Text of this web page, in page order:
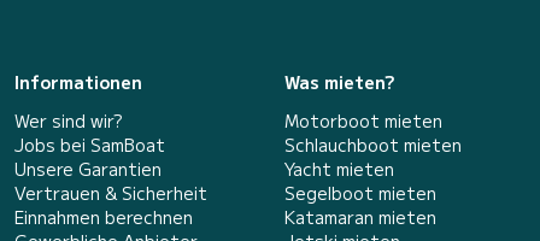
Informationen
Wer sind wir?
Jobs bei SamBoat
Unsere Garantien
Vertrauen & Sicherheit
Einnahmen berechnen
Was mieten?
Motorboot mieten
Schlauchboot mieten
Yacht mieten
Segelboot mieten
Katamaran mieten